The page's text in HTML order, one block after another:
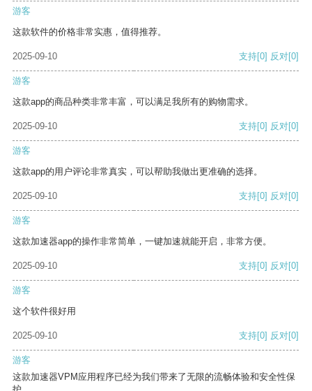
游客
这款软件的价格非常实惠，值得推荐。
2025-09-10 支持[0] 反对[0]
游客
这款app的商品种类非常丰富，可以满足我所有的购物需求。
2025-09-10 支持[0] 反对[0]
游客
这款app的用户评论非常真实，可以帮助我做出更准确的选择。
2025-09-10 支持[0] 反对[0]
游客
这款加速器app的操作非常简单，一键加速就能开启，非常方便。
2025-09-10 支持[0] 反对[0]
游客
这个软件很好用
2025-09-10 支持[0] 反对[0]
游客
这款加速器VPM应用程序已经为我们带来了无限的流畅体验和安全性保